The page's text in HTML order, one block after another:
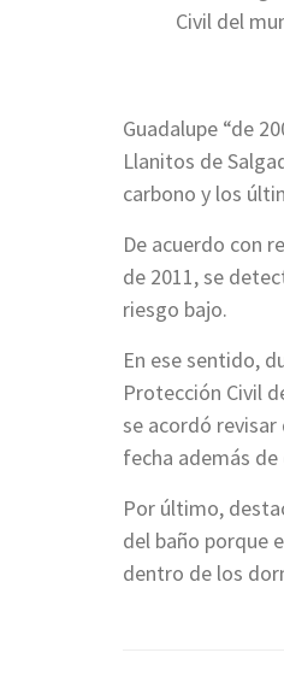
Civil del
Guadalupe “de
Llanitos de
carbono y los
De acuerdo con
de 2011, se
riesgo bajo.
En ese sentido,
Protección Civil
se acordó revisar
fecha además
Por último,
del baño porque
dentro de los